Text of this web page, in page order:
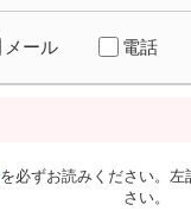
メール 電話
を必ずお読みください。
さい。